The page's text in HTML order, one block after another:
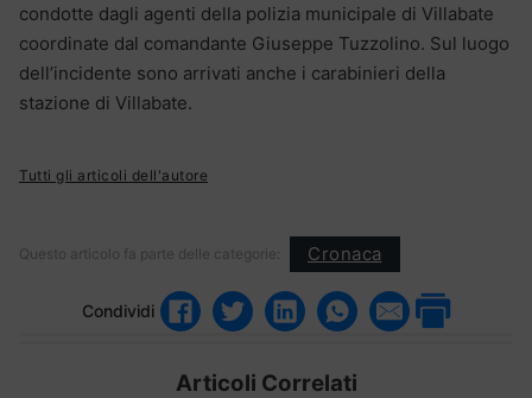
condotte dagli agenti della polizia municipale di Villabate
coordinate dal comandante Giuseppe Tuzzolino. Sul luogo
dell’incidente sono arrivati anche i carabinieri della
stazione di Villabate.
Tutti gli articoli dell'autore
Questo articolo fa parte delle categorie: Cronaca
Condividi
Articoli Correlati